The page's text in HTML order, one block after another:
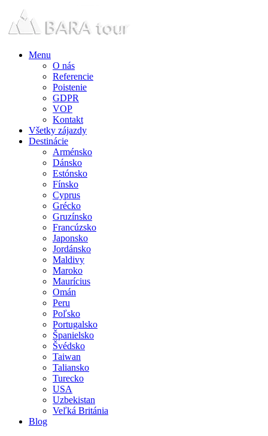
Menu
O nás
Referencie
Poistenie
GDPR
VOP
Kontakt
Všetky zájazdy
Destinácie
Arménsko
Dánsko
Estónsko
Fínsko
Cyprus
Grécko
Gruzínsko
Francúzsko
Japonsko
Jordánsko
Maldivy
Maroko
Maurícius
Omán
Peru
Poľsko
Portugalsko
Španielsko
Švédsko
Taiwan
Taliansko
Turecko
USA
Uzbekistan
Veľká Británia
Blog